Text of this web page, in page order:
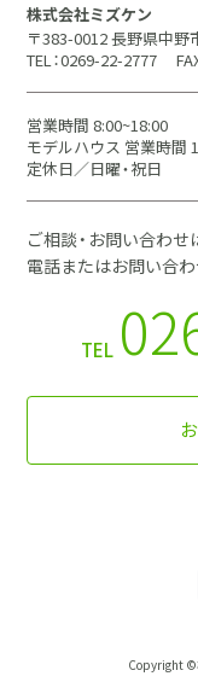
株式会社ミズケン
〒383-0012 長野県中野
TEL：0269-22-2777
営業時間 8:00~18:00
モデルハウス 営業時間
定休日／日曜・祝日
ご相談・お問い合わせ
電話またはお問い合
TEL
Copyright